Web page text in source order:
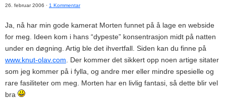
26. februar 2006 · 1 Kommentar
Ja, nå har min gode kamerat Morten funnet på å lage en webside
for meg. Ideen kom i hans “dypeste” konsentrasjon midt på natten
under en døgning. Artig ble det ihvertfall. Siden kan du finne på
www.knut-olav.com . Der kommer det sikkert opp noen artige sitater
som jeg kommer på i fylla, og andre mer eller mindre spesielle og
rare fasiliteter om meg. Morten har en livlig fantasi, så dette blir vel
bra